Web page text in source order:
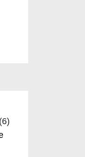
(6)